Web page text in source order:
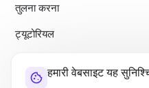
हमारी वेबसाइट यह
तुलना करना
ट्यूटोरियल
हमारे बारे मेंभुगतान वापसी की नीतिनियम